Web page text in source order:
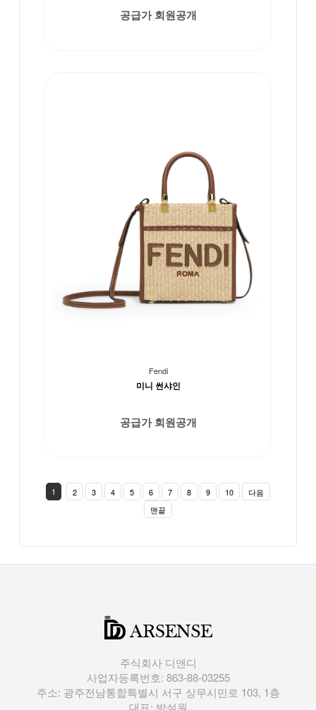
공급가 회원공개
Fendi
미니 썬샤인
공급가 회원공개
1 2 3 4 5 6 7 8 9 10
다음
맨끝
주식회사 디앤디
사업자등록번호: 863-88-03255
주소: 광주전남통합특별시 서구 상무시민로 103, 1층
대표: 박설원